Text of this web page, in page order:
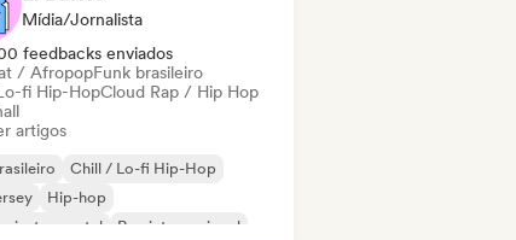
Mídia/Jornalista
feedbacks enviados
/ AfropopFunk brasileiro
fi Hip-HopCloud Rap / Hip Hop
artigos
Chill / Lo-fi Hip-Hop
Hip-hop
instrumental
Rap internacional